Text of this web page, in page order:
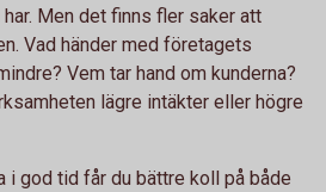
Men det finns fler saker att
Vad händer med företagets
Vem tar hand om kunderna?
lägre intäkter eller högre
i god tid får du bättre koll på både